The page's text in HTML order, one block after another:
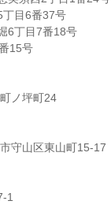
丁目6番37号
6丁目7番18号
15号
ノ坪町24
守山区東山町15-17
1